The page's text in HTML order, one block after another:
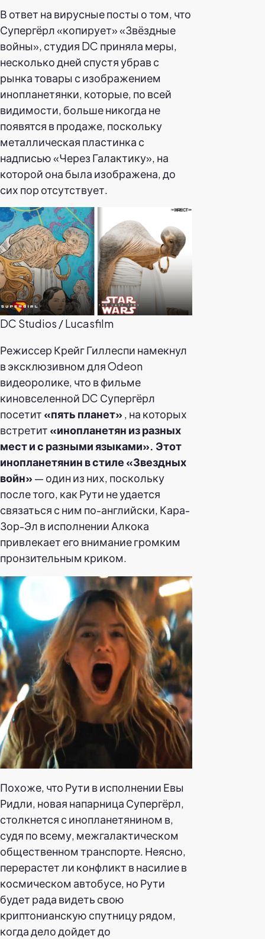
В ответ на вирусные посты о том, что
Супергёрл «копирует» «Звёздные
войны», студия DC приняла меры,
несколько дней спустя убрав с
рынка товары с изображением
инопланетянки, которые, по всей
видимости, больше никогда не
появятся в продаже, поскольку
металлическая пластинка с
надписью «Через Галактику», на
которой она была изображена, до
сих пор отсутствует.
DC Studios / Lucasfilm
Режиссер Крейг Гиллеспи намекнул
в эксклюзивном для Odeon
видеоролике, что в фильме
киновселенной DC Супергёрл
посетит «пять планет», на которых
встретит «инопланетян из разных
мест и с разными языками». Этот
инопланетянин в стиле «Звездных
войн»— один из них, поскольку
после того, как Рути не удается
связаться с ним по-английски, Кара-
Зор-Эл в исполнении Алкока
привлекает его внимание громким
пронзительным криком.
Похоже, что Рути в исполнении Евы
Ридли, новая напарница Супергёрл,
столкнется с инопланетянином в,
судя по всему, межгалактическом
общественном транспорте. Неясно,
перерастет ли конфликт в насилие в
космическом автобусе, но Рути
будет рада видеть свою
криптонианскую спутницу рядом,
когда дело дойдет до